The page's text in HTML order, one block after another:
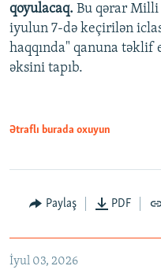
Auto 240p
720p
qoyulacaq. Bu qərar
iyulun 7-də keçirilən
haqqında" qanuna
əksini tapıb.
Ətraflı burada oxuyun
Paylaş PDF
İyul 03, 2026